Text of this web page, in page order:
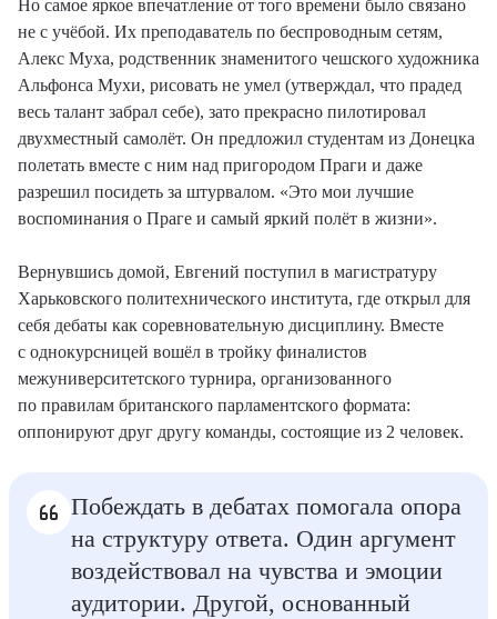
Но самое яркое впечатление от того времени было связано
не с учёбой. Их преподаватель по беспроводным сетям,
Алекс Муха, родственник знаменитого чешского художника
Альфонса Мухи, рисовать не умел (утверждал, что прадед
весь талант забрал себе), зато прекрасно пилотировал
двухместный самолёт. Он предложил студентам из Донецка
полетать вместе с ним над пригородом Праги и даже
разрешил посидеть за штурвалом. «Это мои лучшие
воспоминания о Праге и самый яркий полёт в жизни».
Вернувшись домой, Евгений поступил в магистратуру
Харьковского политехнического института, где открыл для
себя дебаты как соревновательную дисциплину. Вместе
с однокурсницей вошёл в тройку финалистов
межуниверситетского турнира, организованного
по правилам британского парламентского формата:
оппонируют друг другу команды, состоящие из 2 человек.
Побеждать в дебатах помогала опора
на структуру ответа. Один аргумент
воздействовал на чувства и эмоции
аудитории. Другой, основанный